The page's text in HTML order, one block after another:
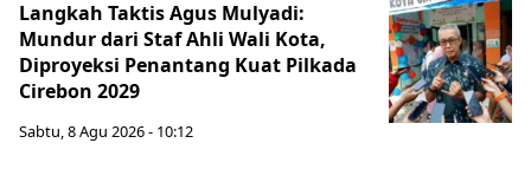
Langkah Taktis Agus Mulyadi:
Mundur dari Staf Ahli Wali Kota,
Diproyeksi Penantang Kuat Pilkada
Cirebon 2029
Sabtu, 8 Agu 2026 - 10:12